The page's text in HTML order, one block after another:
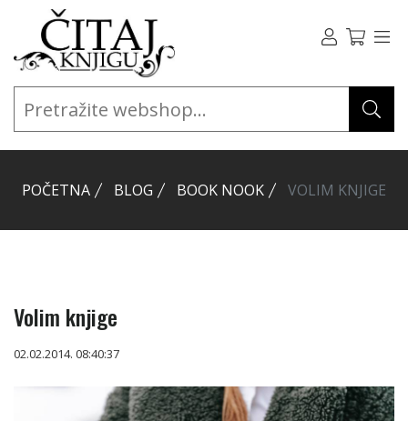
POČETNA BLOG BOOK NOOK VOLIM KNJIGE
Volim knjige
02.02.2014. 08:40:37